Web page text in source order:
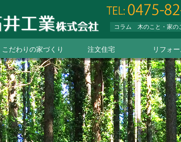
コラム 木のこと・家の
こだわりの家づくり
山武杉と自然素材
広がりのある間取り
薪ストーブのある暮らし
注文住宅
注文住宅と、土地のこと
家づくり資金のこと
失敗しない住宅会社の選び方
リフォー